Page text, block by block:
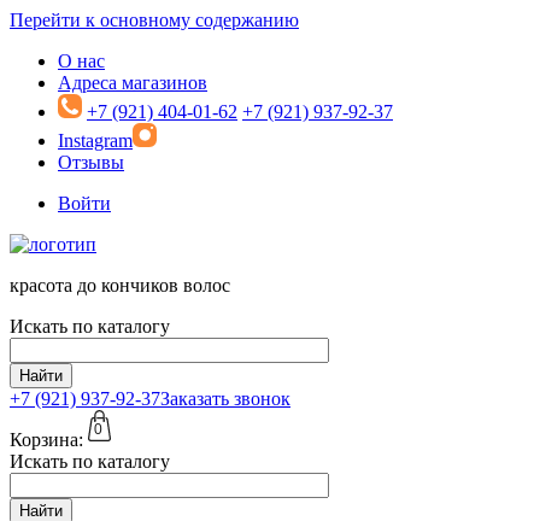
Перейти к основному содержанию
О нас
Адреса магазинов
+7 (921) 404-01-62 +7 (921) 937-92-37
Instagram
Отзывы
Войти
красота до кончиков волос
Искать по каталогу
Найти
+7 (921) 937-92-37Заказать звонок
Корзина:
0
Искать по каталогу
Найти